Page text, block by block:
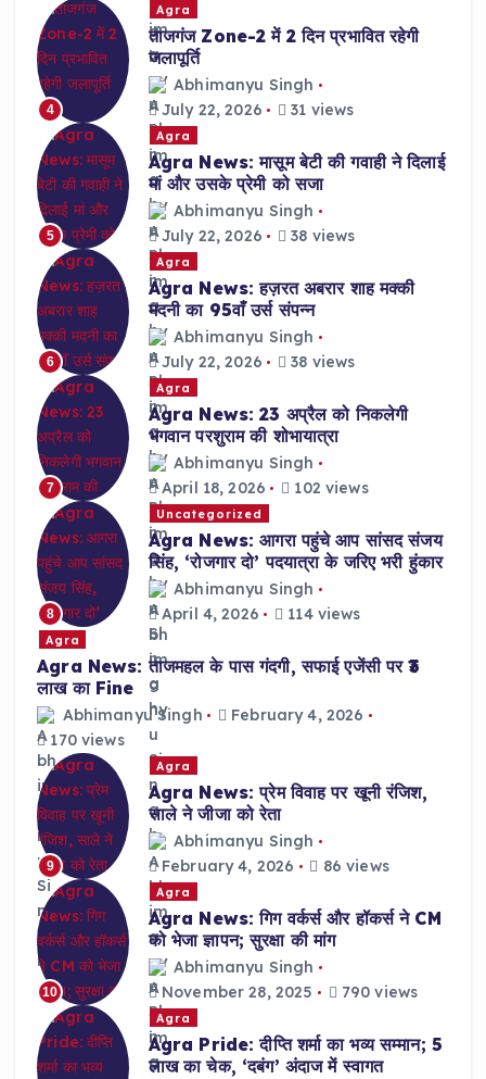
4
Agra
ताजगंज Zone-2 में 2 दिन प्रभावित रहेगी
जलापूर्ति
Abhimanyu Singh
July 22, 2026
31 views
5
Agra
Agra News: मासूम बेटी की गवाही ने दिलाई
मां और उसके प्रेमी को सजा
Abhimanyu Singh
July 22, 2026
38 views
6
Agra
Agra News: हज़रत अबरार शाह मक्की
मदनी का 95वाँ उर्स संपन्न
Abhimanyu Singh
July 22, 2026
38 views
7
Agra
Agra News: 23 अप्रैल को निकलेगी
भगवान परशुराम की शोभायात्रा
Abhimanyu Singh
April 18, 2026
102 views
8
Uncategorized
Agra News: आगरा पहुंचे आप सांसद संजय
सिंह, ‘रोजगार दो’ पदयात्रा के जरिए भरी हुंकार
Abhimanyu Singh
April 4, 2026
114 views
Agra
Agra News: ताजमहल के पास गंदगी, सफाई एजेंसी पर ₹3
लाख का Fine
Abhimanyu Singh
February 4, 2026
170 views
9
Agra
Agra News: प्रेम विवाह पर खूनी रंजिश,
साले ने जीजा को रेता
Abhimanyu Singh
February 4, 2026
86 views
10
Agra
Agra News: गिग वर्कर्स और हॉकर्स ने CM
को भेजा ज्ञापन; सुरक्षा की मांग
Abhimanyu Singh
November 28, 2025
790 views
Agra
Agra Pride: दीप्ति शर्मा का भव्य सम्मान; 5
लाख का चेक, ‘दबंग’ अंदाज में स्वागत